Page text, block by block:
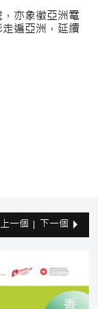
亦象徵亞洲電
遍亞洲，延續
上一個 下一個